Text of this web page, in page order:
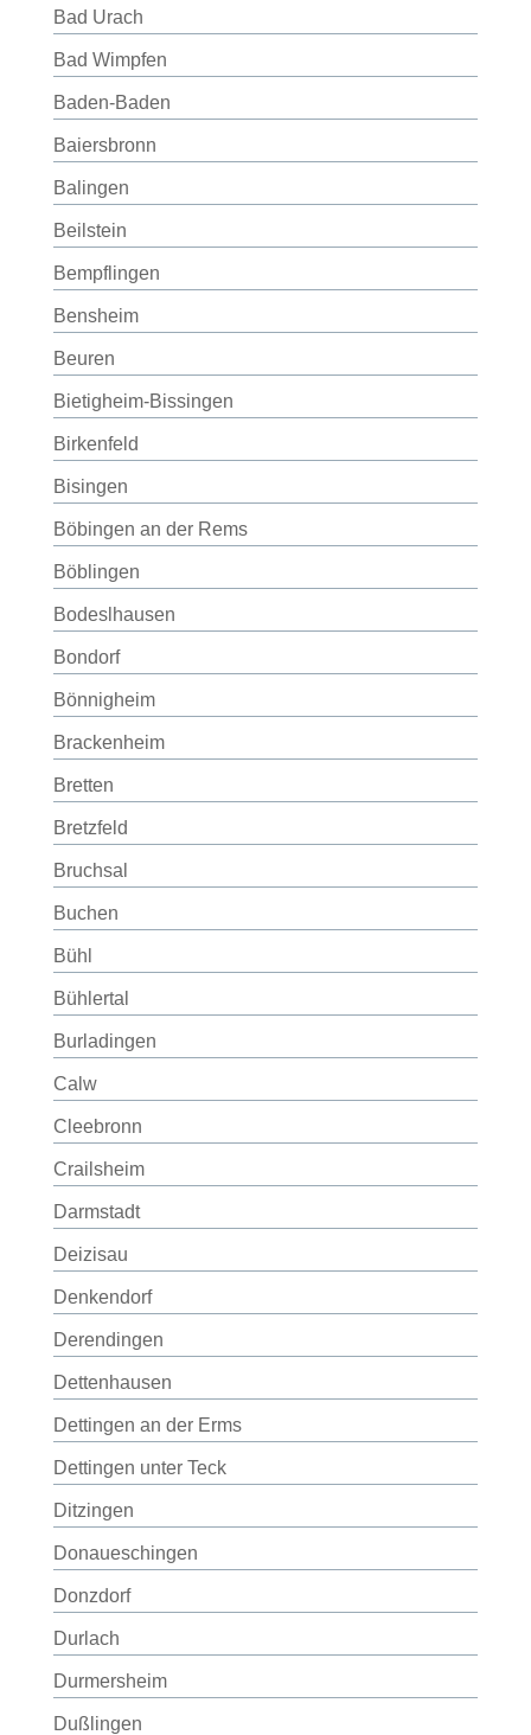
Bad Urach
Bad Wimpfen
Baden-Baden
Baiersbronn
Balingen
Beilstein
Bempflingen
Bensheim
Beuren
Bietigheim-Bissingen
Birkenfeld
Bisingen
Böbingen an der Rems
Böblingen
Bodeslhausen
Bondorf
Bönnigheim
Brackenheim
Bretten
Bretzfeld
Bruchsal
Buchen
Bühl
Bühlertal
Burladingen
Calw
Cleebronn
Crailsheim
Darmstadt
Deizisau
Denkendorf
Derendingen
Dettenhausen
Dettingen an der Erms
Dettingen unter Teck
Ditzingen
Donaueschingen
Donzdorf
Durlach
Durmersheim
Dußlingen